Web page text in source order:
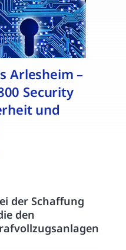
Arlesheim –
Security
und
der Schaffung
den